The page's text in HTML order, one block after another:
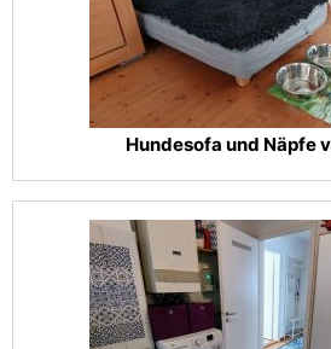
Hundesofa und Näpfe